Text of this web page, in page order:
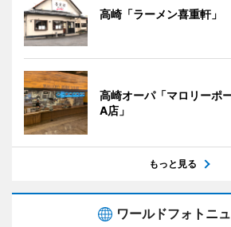
高崎「ラーメン喜重軒」
高崎オーパ「マロリーポ
A店」
もっと見る
ワールドフォトニ